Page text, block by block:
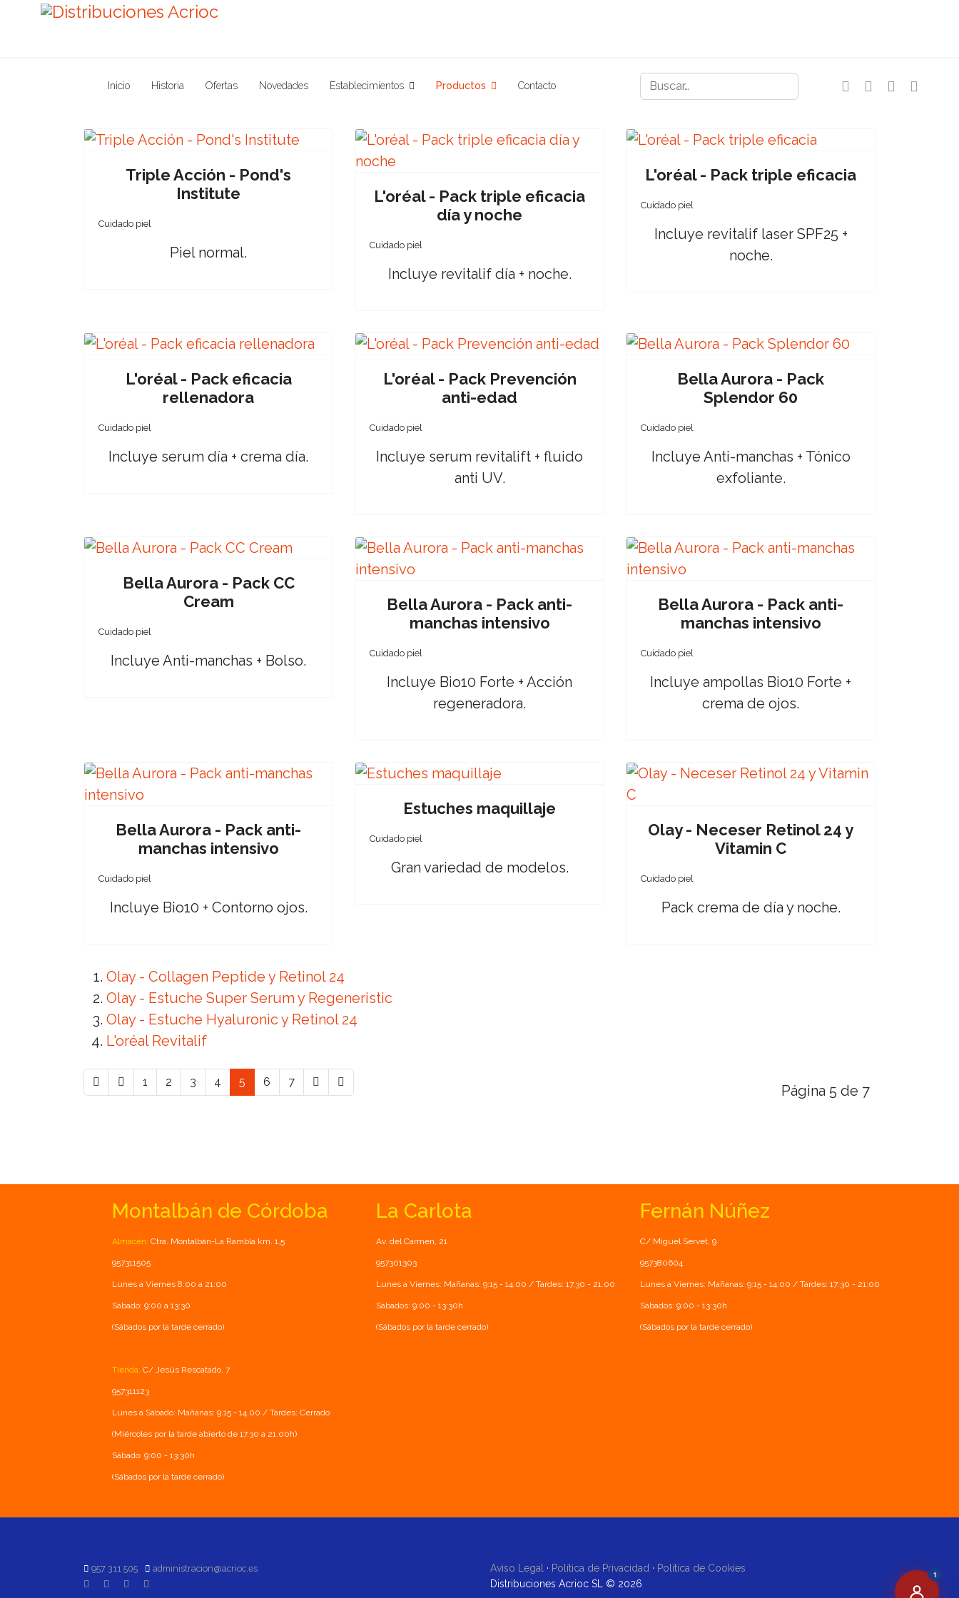
Inicio Historia Ofertas Novedades Establecimientos Productos Contacto Buscar
Triple Acción - Pond's
Institute
Cuidado piel
Piel normal.
L'oréal - Pack triple eficacia
día y noche
Cuidado piel
Incluye revitalif día + noche.
L'oréal - Pack triple eficacia
Cuidado piel
Incluye revitalif laser SPF25 +
noche.
L'oréal - Pack eficacia
rellenadora
Cuidado piel
Incluye serum día + crema día.
L'oréal - Pack Prevención
anti-edad
Cuidado piel
Incluye serum revitalift + fluido
anti UV.
Bella Aurora - Pack
Splendor 60
Cuidado piel
Incluye Anti-manchas + Tónico
exfoliante.
Bella Aurora - Pack CC
Cream
Cuidado piel
Incluye Anti-manchas + Bolso.
Bella Aurora - Pack anti-
manchas intensivo
Cuidado piel
Incluye Bio10 Forte + Acción
regeneradora.
Bella Aurora - Pack anti-
manchas intensivo
Cuidado piel
Incluye ampollas Bio10 Forte +
crema de ojos.
Bella Aurora - Pack anti-
manchas intensivo
Cuidado piel
Incluye Bio10 + Contorno ojos.
Estuches maquillaje
Cuidado piel
Gran variedad de modelos.
Olay - Neceser Retinol 24 y
Vitamin C
Cuidado piel
Pack crema de día y noche.
Olay - Collagen Peptide y Retinol 24
Olay - Estuche Super Serum y Regeneristic
Olay - Estuche Hyaluronic y Retinol 24
L'oréal Revitalif
Página 5 de 7
1 2 3 4 5 6 7
Montalbán de Córdoba
Almacén: Ctra. Montalbán-La Rambla km. 1.5
957311505
Lunes a Viernes 8:00 a 21:00
Sábado: 9:00 a 13:30
(Sábados por la tarde cerrado)
Tienda: C/ Jesús Rescatado, 7
957311123
Lunes a Sábado: Mañanas: 9.15 - 14.00 / Tardes: Cerrado
(Miércoles por la tarde abierto de 17.30 a 21.00h)
Sábado: 9:00 - 13:30h
(Sábados por la tarde cerrado)
La Carlota
Av. del Carmen, 21
957301303
Lunes a Viernes: Mañanas: 9:15 - 14:00 / Tardes: 17.30 - 21.00
Sábados: 9:00 - 13:30h
(Sábados por la tarde cerrado)
Fernán Núñez
C/ Miguel Servet, 9
957380604
Lunes a Viernes: Mañanas: 9:15 - 14:00 / Tardes: 17:30 - 21:00
Sábados: 9:00 - 13:30h
(Sábados por la tarde cerrado)
957 311 505 administracion@acrioc.es Aviso Legal · Política de Privacidad · Política de Cookies
Distribuciones Acrioc SL © 2026
1